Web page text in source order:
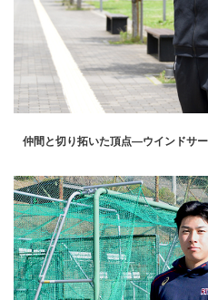
仲間と切り拓いた頂点―ウインドサ